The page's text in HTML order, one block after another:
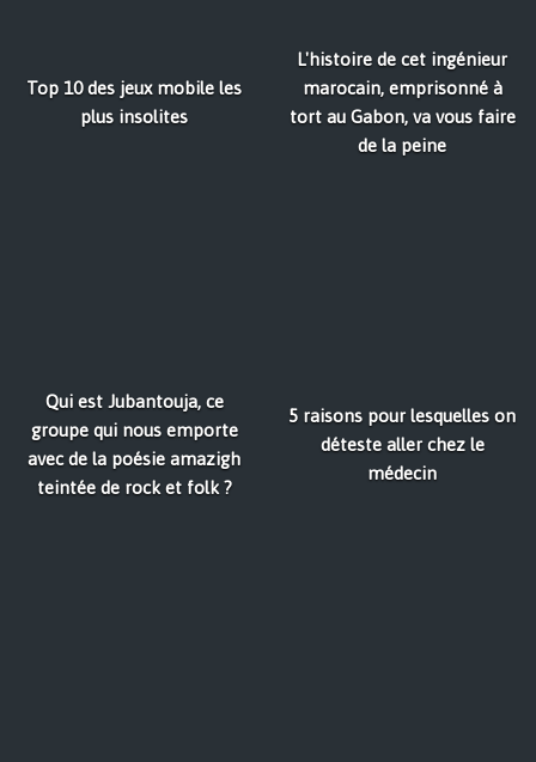
Top 10 des jeux mobile les
plus insolites
L'histoire de cet ingénieur
marocain, emprisonné à
tort au Gabon, va vous faire
de la peine
Qui est Jubantouja, ce
groupe qui nous emporte
avec de la poésie amazigh
teintée de rock et folk ?
5 raisons pour lesquelles on
déteste aller chez le
médecin